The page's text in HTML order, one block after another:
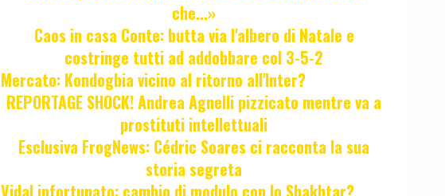
che...»
Caos in casa Conte: butta via l'albero di Natale e
costringe tutti ad addobbare col 3-5-2
Mercato: Kondogbia vicino al ritorno all'Inter?
REPORTAGE SHOCK! Andrea Agnelli pizzicato mentre va a
prostituti intellettuali
Esclusiva FrogNews: Cédric Soares ci racconta la sua
storia segreta